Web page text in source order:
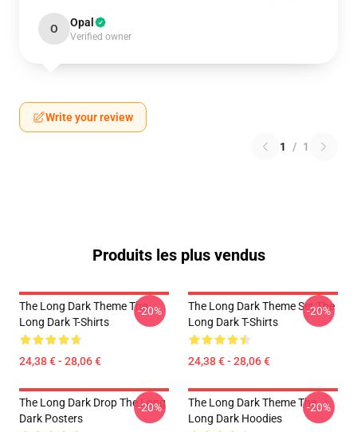
O Opal
Verified owner
Write your review
1 / 1
Produits les plus vendus
The Long Dark Theme The
Long Dark T-Shirts
24,38 € - 28,06 €
-20%
The Long Dark Theme Set The
Long Dark T-Shirts
24,38 € - 28,06 €
-20%
The Long Dark Drop The Long
Dark Posters
-20%
The Long Dark Theme The
Long Dark Hoodies
-20%